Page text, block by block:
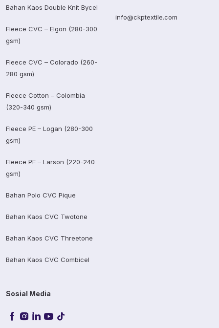
Bahan Kaos Double Knit Bycel
Fleece CVC – Elgon (280-300
gsm)
Fleece CVC – Colorado (260-
280 gsm)
Fleece Cotton – Colombia
(320-340 gsm)
Fleece PE – Logan (280-300
gsm)
Fleece PE – Larson (220-240
gsm)
Bahan Polo CVC Pique
Bahan Kaos CVC Twotone
Bahan Kaos CVC Threetone
Bahan Kaos CVC Combicel
info@ckptextile.com
Sosial Media